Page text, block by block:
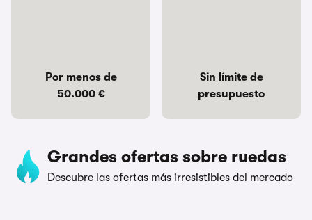
Por menos de
50.000 €
Sin límite de
presupuesto
Grandes ofertas sobre ruedas
Descubre las ofertas más irresistibles del mercado